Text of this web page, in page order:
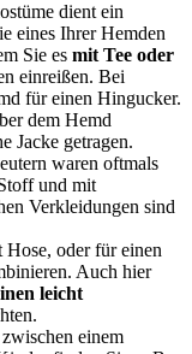
dient ein
eines Ihrer Hemden
Sie es mit Tee oder
einreißen. Bei
für einen Hingucker.
dem Hemd
Jacke getragen.
waren oftmals
und mit
Verkleidungen sind
oder für einen
Auch hier
leicht
einem